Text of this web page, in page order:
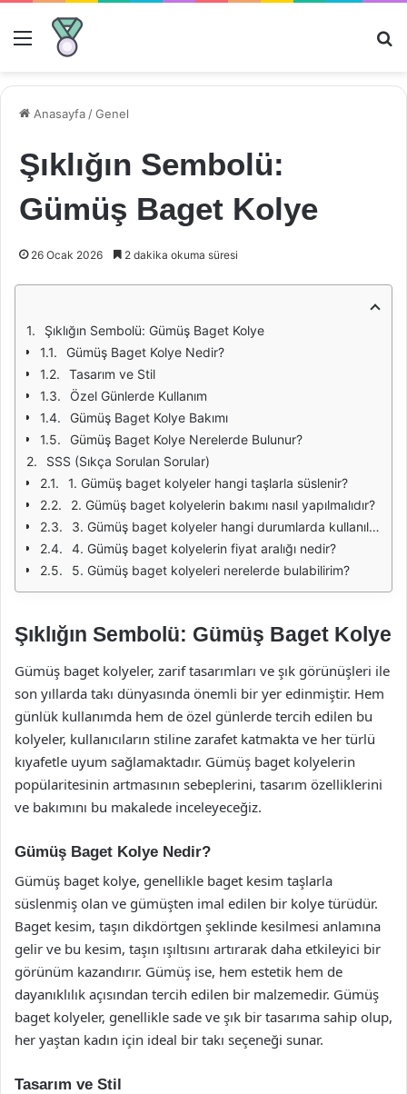
Menü
Anasayfa /Genel
Şıklığın Sembolü:
Gümüş Baget Kolye
26 Ocak 2026 2 dakika okuma süresi
Şıklığın Sembolü: Gümüş Baget Kolye
Gümüş Baget Kolye Nedir?
Tasarım ve Stil
Özel Günlerde Kullanım
Gümüş Baget Kolye Bakımı
Gümüş Baget Kolye Nerelerde Bulunur?
SSS (Sıkça Sorulan Sorular)
1. Gümüş baget kolyeler hangi taşlarla süslenir?
2. Gümüş baget kolyelerin bakımı nasıl yapılmalıdır?
3. Gümüş baget kolyeler hangi durumlarda kullanılır?
4. Gümüş baget kolyelerin fiyat aralığı nedir?
5. Gümüş baget kolyeleri nerelerde bulabilirim?
Şıklığın Sembolü: Gümüş Baget Kolye
Gümüş baget kolyeler, zarif tasarımları ve şık görünüşleri ile
son yıllarda takı dünyasında önemli bir yer edinmiştir. Hem
günlük kullanımda hem de özel günlerde tercih edilen bu
kolyeler, kullanıcıların stiline zarafet katmakta ve her türlü
kıyafetle uyum sağlamaktadır. Gümüş baget kolyelerin
popülaritesinin artmasının sebeplerini, tasarım özelliklerini
ve bakımını bu makalede inceleyeceğiz.
Gümüş Baget Kolye Nedir?
Gümüş baget kolye, genellikle baget kesim taşlarla
süslenmiş olan ve gümüşten imal edilen bir kolye türüdür.
Baget kesim, taşın dikdörtgen şeklinde kesilmesi anlamına
gelir ve bu kesim, taşın ışıltısını artırarak daha etkileyici bir
görünüm kazandırır. Gümüş ise, hem estetik hem de
dayanıklılık açısından tercih edilen bir malzemedir. Gümüş
baget kolyeler, genellikle sade ve şık bir tasarıma sahip olup,
her yaştan kadın için ideal bir takı seçeneği sunar.
Tasarım ve Stil